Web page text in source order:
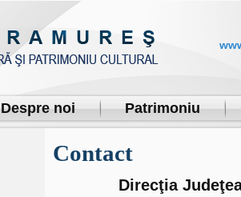
Despre noi Patrimoniu
Contact
Direcţia